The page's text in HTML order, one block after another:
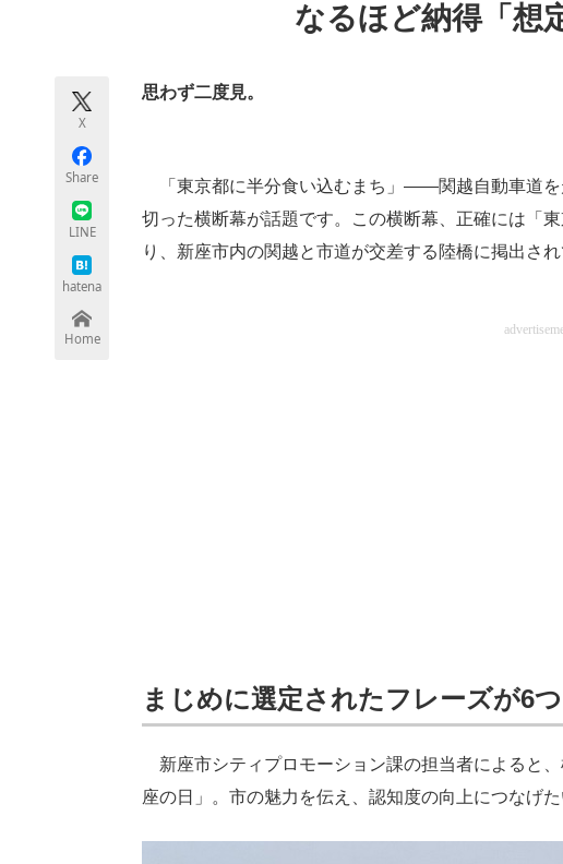
なるほど納得「想
X
Share
LINE
hatena
Home
思わず二度見。
「東京都に半分食い込むまち」――関越自動車道を
切った横断幕が話題です。この横断幕、正確には「
り、新座市内の関越と市道が交差する陸橋に掲出され
まじめに選定されたフレーズが6つ
新座市シティプロモーション課の担当者によると
座の日」。市の魅力を伝え、認知度の向上につなげ